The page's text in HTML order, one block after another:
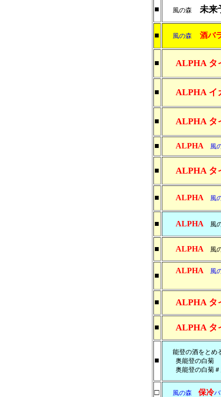
■ 風の森 未来
■ 風の森 酒バ
■ ALPHA タ
■ ALPHA イ
■ ALPHA タ
■ ALPHA 風
■ ALPHA タ
■ ALPHA 風
■ ALPHA 風
■ ALPHA 風
■
ALPHA 風
■ ALPHA タ
■ ALPHA タ
■
能登の酒をと
奥能登の白
奥能登の白菊＃
□ 風の森 保冷